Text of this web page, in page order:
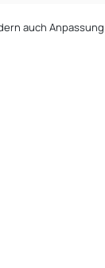
auch